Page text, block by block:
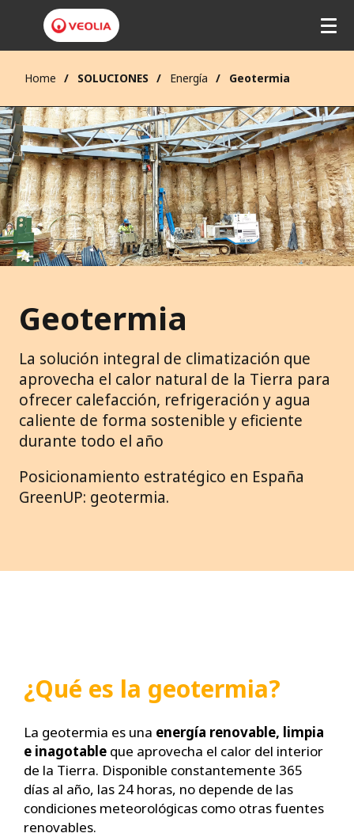
Home SOLUCIONES Energía Geotermia
Geotermia
La solución integral de climatización que
aprovecha el calor natural de la Tierra para
ofrecer calefacción, refrigeración y agua
caliente de forma sostenible y eficiente
durante todo el año
Posicionamiento estratégico en España
GreenUP: geotermia.
¿Qué es la geotermia?
La geotermia es una energía renovable, limpia
e inagotable que aprovecha el calor del interior
de la Tierra. Disponible constantemente 365
días al año, las 24 horas, no depende de las
condiciones meteorológicas como otras fuentes
renovables.